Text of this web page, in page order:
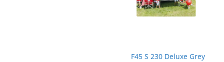
F45 S 230 Deluxe Grey